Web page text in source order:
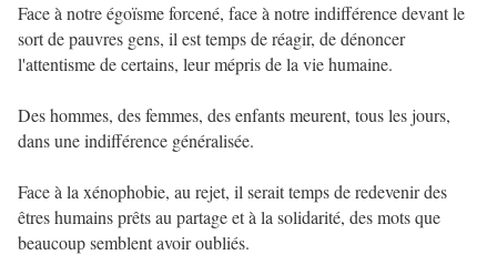
Face à notre égoïsme forcené, face à notre indifférence devant le
sort de pauvres gens, il est temps de réagir, de dénoncer
l'attentisme de certains, leur mépris de la vie humaine.
Des hommes, des femmes, des enfants meurent, tous les jours,
dans une indifférence généralisée.
Face à la xénophobie, au rejet, il serait temps de redevenir des
êtres humains prêts au partage et à la solidarité, des mots que
beaucoup semblent avoir oubliés.